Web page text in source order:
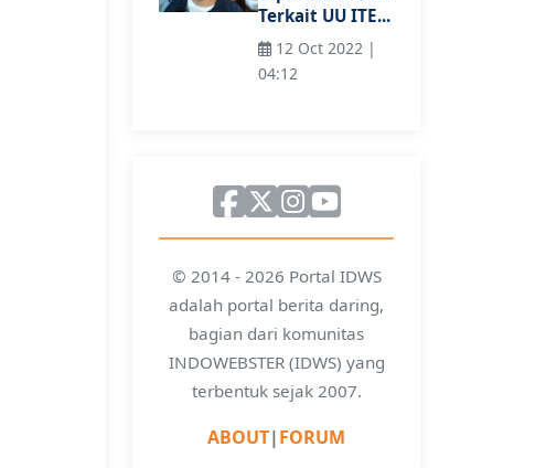
Terkait UU ITE...
12 Oct 2022 |
04:12
© 2014 - 2026 Portal IDWS
adalah portal berita daring,
bagian dari komunitas
INDOWEBSTER (IDWS) yang
terbentuk sejak 2007.
ABOUT|FORUM